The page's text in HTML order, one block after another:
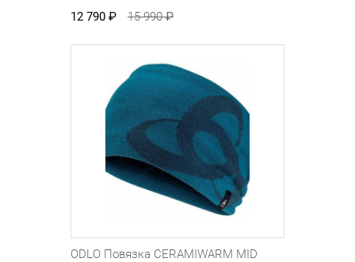
12 790 ₽ 15 990₽
ODLO Повязка CERAMIWARM MID